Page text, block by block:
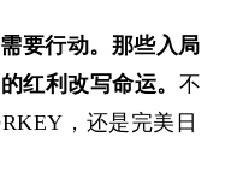
要行动。那些入局
红利改写命运。 不
，还是完美日